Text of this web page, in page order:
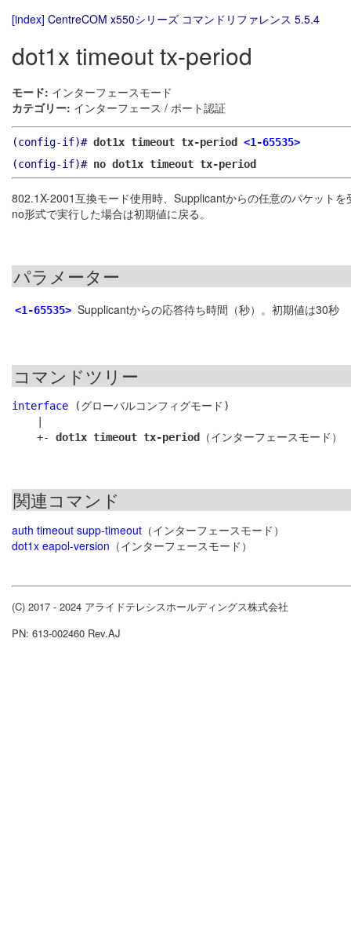
[index] CentreCOM x550シリーズ コマンドリファレンス 5.5.4
dot1x timeout tx-period
モード: インターフェースモード
カテゴリー: インターフェース / ポート認証
(config-if)# dot1x timeout tx-period <1-65535>
(config-if)# no dot1x timeout tx-period
802.1X-2001互換モード使用時、Supplicantからの任意のパケット
no形式で実行した場合は初期値に戻る。
パラメーター
<1-65535> Supplicantからの応答待ち時間（秒）。初期値は30秒
コマンドツリー
interface (グローバルコンフィグモード)
    +-
dot1x timeout tx-period
関連コマンド
auth timeout supp-timeout （インターフェースモード）
dot1x eapol-version （インターフェースモード）
(C) 2017 - 2024 アライドテレシスホールディングス株式会社
PN: 613-002460 Rev.AJ